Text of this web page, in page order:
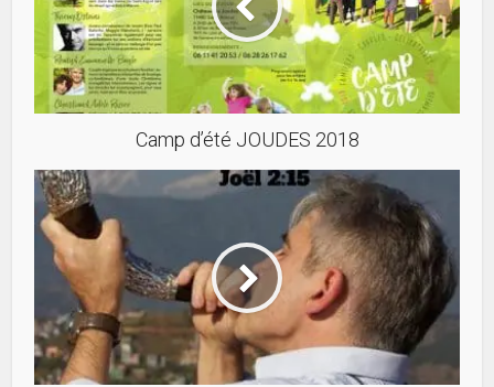
Camp d’été JOUDES 2018